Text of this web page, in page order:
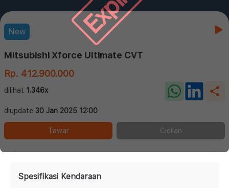
New
Mitsubishi Xforce Ultimate CVT
Rp. 412.900.000
dilihat 1.346x
diupdate 30 Jan 2025 12:00
Tawar Cicilan
Spesifikasi Kendaraan